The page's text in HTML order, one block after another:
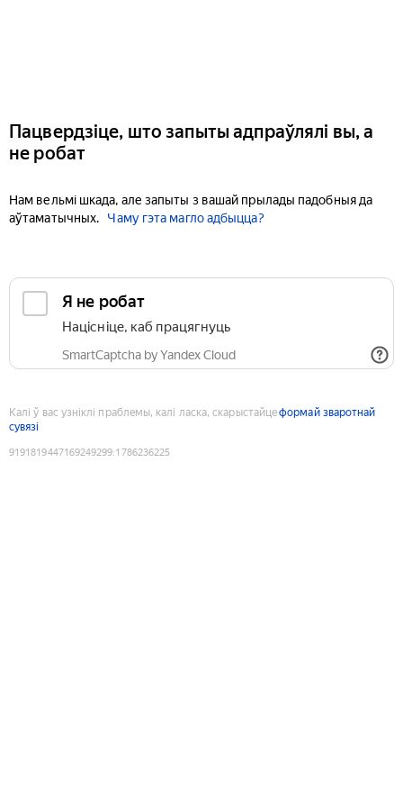
Пацвердзіце, што запыты адпраўлялі вы, а
не робат
Нам вельмі шкада, але запыты з вашай прылады падобныя да
аўтаматычных.
Чаму гэта магло адбыцца?
Я не робат
Націсніце, каб працягнуць
SmartCaptcha by Yandex Cloud
Калі ў вас узніклі праблемы, калі ласка, скарыстайцеформай зваротнай
сувязі
9191819447169249299:1786236225